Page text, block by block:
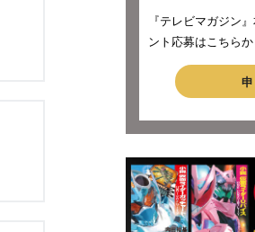
『テレビマガジン
ント応募はこちらか